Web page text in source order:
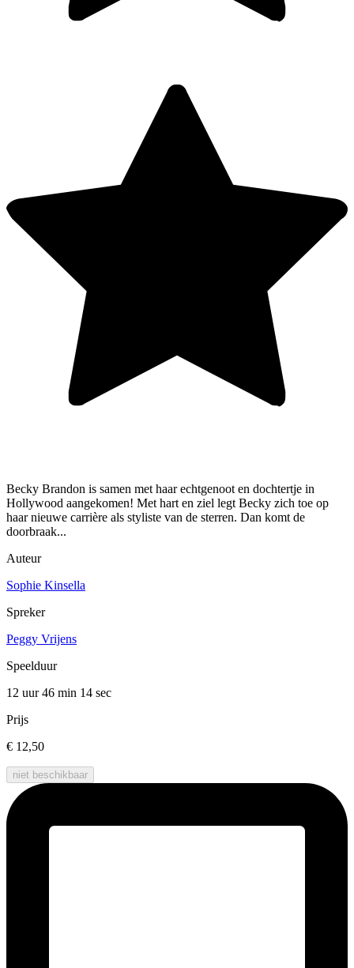
Becky Brandon is samen met haar echtgenoot en dochtertje in
Hollywood aangekomen! Met hart en ziel legt Becky zich toe op
haar nieuwe carrière als styliste van de sterren. Dan komt de
doorbraak...
Auteur
Sophie Kinsella
Spreker
Peggy Vrijens
Speelduur
12 uur 46 min 14 sec
Prijs
€ 12,50
niet beschikbaar